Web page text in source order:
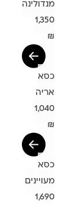
מנדולינה
1,350
₪
כסא
אריה
1,040
₪
כסא
מעויינים
1,690